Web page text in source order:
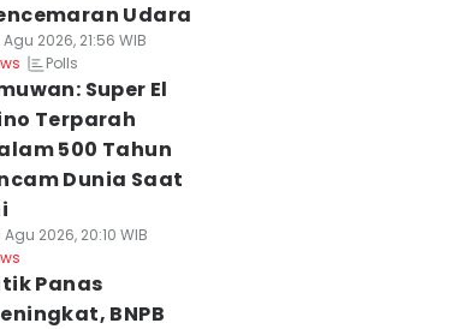
Udara
Agu 2026, 21:56 WIB
Polls
Super El
Terparah
500 Tahun
Dunia Saat
Agu 2026, 20:10 WIB
Panas
BNPB